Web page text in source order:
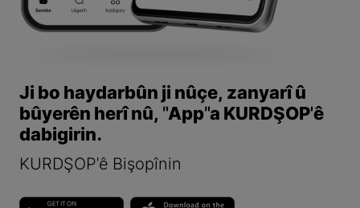
Ji bo haydarbûn ji nûçe, zanyarî û
bûyerên herî nû, "App"a KURDŞOP'ê
dabigirin.
KURDŞOP'ê Bişopînin